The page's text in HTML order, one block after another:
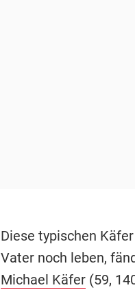
Diese typischen
Vater noch leben,
Michael Käfer(59,